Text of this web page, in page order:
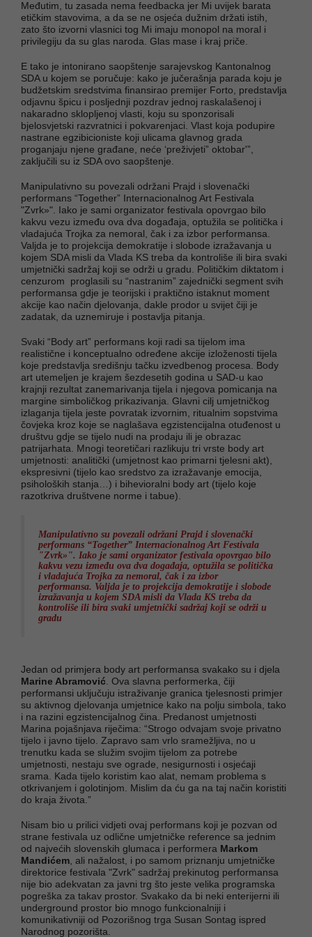
Međutim, tu zasada nema feedbacka jer Mi uvijek barata
etičkim stavovima, a da se ne osjeća dužnim držati istih,
zato što izvorni vlasnici tog Mi imaju monopol na moral i
privilegiju da su glas naroda. Glas mase i kraj priče.
E tako je intonirano saopštenje sarajevskog Kantonalnog
SDA u kojem se poručuje: kako je jučerašnja parada koju je
budžetskim sredstvima finansirao premijer Forto, predstavlja
odjavnu špicu i posljednji pozdrav jednoj raskalašenoj i
nakaradno sklopljenoj vlasti, koju su sponzorisali
bjelosvjetski razvratnici i pokvarenjaci. Vlast koja podupire
nastrane egzibicioniste koji ulicama glavnog grada
proganjaju njene građane, neće ‘preživjeti” oktobar'”,
zaključili su iz SDA ovo saopštenje.
Manipulativno su povezali održani Prajd i slovenački
performans “Together” Internacionalnog Art Festivala
"Zvrk»". Iako je sami organizator festivala opovrgao bilo
kakvu vezu između ova dva događaja, optužila se politička i
vladajuća Trojka za nemoral, čak i za izbor performansa.
Valjda je to projekcija demokratije i slobode izražavanja u
kojem SDA misli da Vlada KS treba da kontroliše ili bira svaki
umjetnički sadržaj koji se održi u gradu. Političkim diktatom i
cenzurom proglasili su “nastranim” zajednički segment svih
performansa gdje je teorijski i praktično istaknut moment
akcije kao način djelovanja, dakle prodor u svijet čiji je
zadatak, da uznemiruje i postavlja pitanja.
Svaki “Body art” performans koji radi sa tijelom ima
realistične i konceptualno određene akcije izloženosti tijela
koje predstavlja središnju tačku izvedbenog procesa. Body
art utemeljen je krajem šezdesetih godina u SAD-u kao
krajnji rezultat zanemarivanja tijela i njegova pomicanja na
margine simboličkog prikazivanja. Glavni cilj umjetničkog
izlaganja tijela jeste povratak izvornim, ritualnim sopstvima
čovjeka kroz koje se naglašava egzistencijalna otuđenost u
društvu gdje se tijelo nudi na prodaju ili je obrazac
patrijarhata. Mnogi teoretičari razlikuju tri vrste body art
umjetnosti: analitički (umjetnost kao primarni tjelesni akt),
ekspresivni (tijelo kao sredstvo za izražavanje emocija,
psiholoških stanja…) i bihevioralni body art (tijelo koje
razotkriva društvene norme i tabue).
Manipulativno su povezali održani Prajd i slovenački
performans “Together” Internacionalnog Art Festivala
"Zvrk»". Iako je sami organizator festivala opovrgao bilo
kakvu vezu između ova dva događaja, optužila se politička
i vladajuća Trojka za nemoral, čak i za izbor
performansa. Valjda je to projekcija demokratije i slobode
izražavanja u kojem SDA misli da Vlada KS treba da
kontroliše ili bira svaki umjetnički sadržaj koji se održi u
gradu
Jedan od primjera body art performansa svakako su i djela
Marine Abramović . Ova slavna performerka, čiji
performansi uključuju istraživanje granica tjelesnosti primjer
su aktivnog djelovanja umjetnice kako na polju simbola, tako
i na razini egzistencijalnog čina. Predanost umjetnosti
Marina pojašnjava riječima: “Strogo odvajam svoje privatno
tijelo i javno tijelo. Zapravo sam vrlo sramežljiva, no u
trenutku kada se služim svojim tijelom za potrebe
umjetnosti, nestaju sve ograde, nesigurnosti i osjećaji
srama. Kada tijelo koristim kao alat, nemam problema s
otkrivanjem i golotinjom. Mislim da ću ga na taj način koristiti
do kraja života.”
Nisam bio u prilici vidjeti ovaj performans koji je pozvan od
strane festivala uz odlične umjetničke reference sa jednim
od najvećih slovenskih glumaca i performera Markom
Mandićem , ali nažalost, i po samom priznanju umjetničke
direktorice festivala "Zvrk" sadržaj prekinutog performansa
nije bio adekvatan za javni trg što jeste velika programska
pogreška za takav prostor. Svakako da bi neki enterijerni ili
underground prostor bio mnogo funkcionalniji i
komunikativniji od Pozorišnog trga Susan Sontag ispred
Narodnog pozorišta.